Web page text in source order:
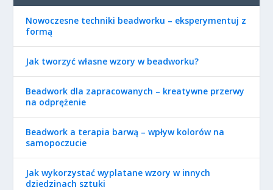
Nowoczesne techniki beadworku – eksperymentuj z
formą
Jak tworzyć własne wzory w beadworku?
Beadwork dla zapracowanych – kreatywne przerwy
na odprężenie
Beadwork a terapia barwą – wpływ kolorów na
samopoczucie
Jak wykorzystać wyplatane wzory w innych
dziedzinach sztuki